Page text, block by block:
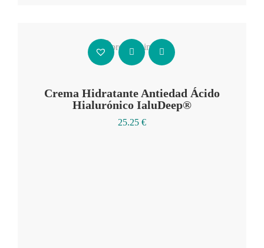
Añadir al carrito
Crema Hidratante Antiedad Ácido
Hialurónico IaluDeep®
25.25 €